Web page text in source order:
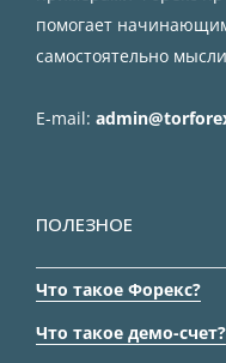
помогает
самостоятельно
E-mail:
ПОЛЕЗНОЕ
Что такое Форекс?
Что такое демо-счет?